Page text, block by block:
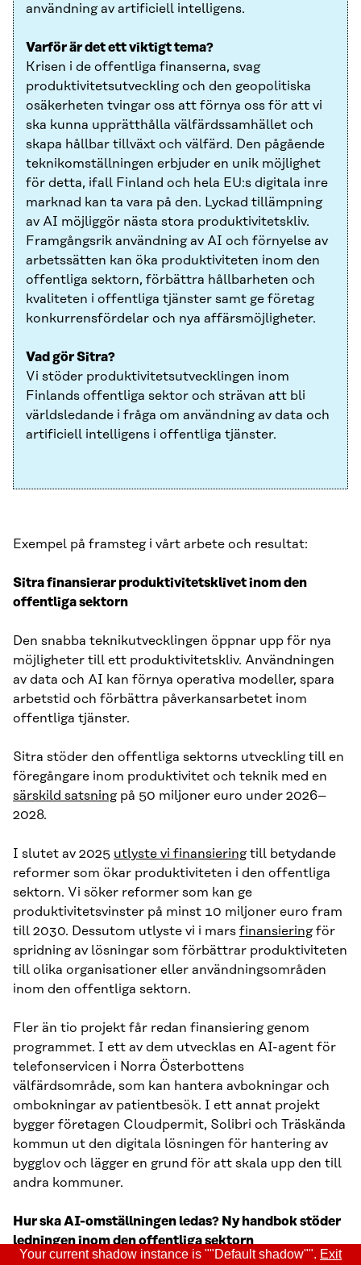
användning av artificiell intelligens.
Varför är det ett viktigt tema?
Krisen i de offentliga finanserna, svag
produktivitetsutveckling och den geopolitiska
osäkerheten tvingar oss att förnya oss för att vi
ska kunna upprätthålla välfärdssamhället och
skapa hållbar tillväxt och välfärd. Den pågående
teknikomställningen erbjuder en unik möjlighet
för detta, ifall Finland och hela EU:s digitala inre
marknad kan ta vara på den. Lyckad tillämpning
av AI möjliggör nästa stora produktivitetskliv.
Framgångsrik användning av AI och förnyelse av
arbetssätten kan öka produktiviteten inom den
offentliga sektorn, förbättra hållbarheten och
kvaliteten i offentliga tjänster samt ge företag
konkurrensfördelar och nya affärsmöjligheter.
Vad gör Sitra?
Vi stöder produktivitetsutvecklingen inom
Finlands offentliga sektor och strävan att bli
världsledande i fråga om användning av data och
artificiell intelligens i offentliga tjänster.
Exempel på framsteg i vårt arbete och resultat:
Sitra finansierar produktivitetsklivet inom den
offentliga sektorn
Den snabba teknikutvecklingen öppnar upp för nya
möjligheter till ett produktivitetskliv. Användningen
av data och AI kan förnya operativa modeller, spara
arbetstid och förbättra påverkansarbetet inom
offentliga tjänster.
Sitra stöder den offentliga sektorns utveckling till en
föregångare inom produktivitet och teknik med en
särskild satsningpå 50 miljoner euro under 2026–
2028.
I slutet av 2025 utlyste vi finansieringtill betydande
reformer som ökar produktiviteten i den offentliga
sektorn. Vi söker reformer som kan ge
produktivitetsvinster på minst 10 miljoner euro fram
till 2030. Dessutom utlyste vi i mars finansieringför
spridning av lösningar som förbättrar produktiviteten
till olika organisationer eller användningsområden
inom den offentliga sektorn.
Fler än tio projekt får redan finansiering genom
programmet. I ett av dem utvecklas en AI-agent för
telefonservicen i Norra Österbottens
välfärdsområde, som kan hantera avbokningar och
ombokningar av patientbesök. I ett annat projekt
bygger företagen Cloudpermit, Solibri och Träskända
kommun ut den digitala lösningen för hantering av
bygglov och lägger en grund för att skala upp den till
andra kommuner.
Hur ska AI-omställningen ledas? Ny handbok stöder
ledningen inom den offentliga sektorn
Your current shadow instance is ""Default shadow"". Exit